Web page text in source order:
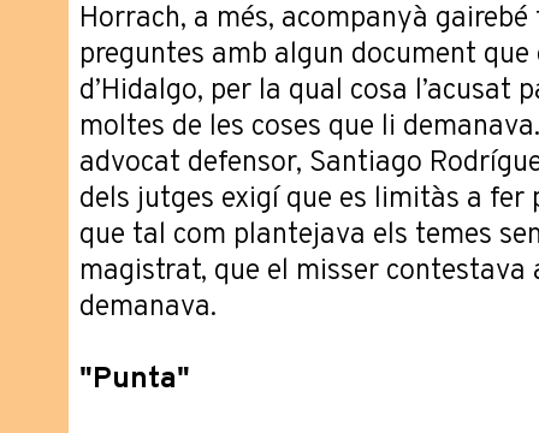
Horrach, a més, acompanyà
preguntes amb algun document
d’Hidalgo, per la qual cosa
moltes de les coses que li
advocat defensor, Santiago
dels jutges exigí que es limitàs a fer
que tal com plantejava els temes
magistrat, que el misser contestava
demanava.
"Punta"